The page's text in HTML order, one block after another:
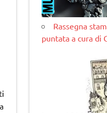
Rassegna
puntata a cura di